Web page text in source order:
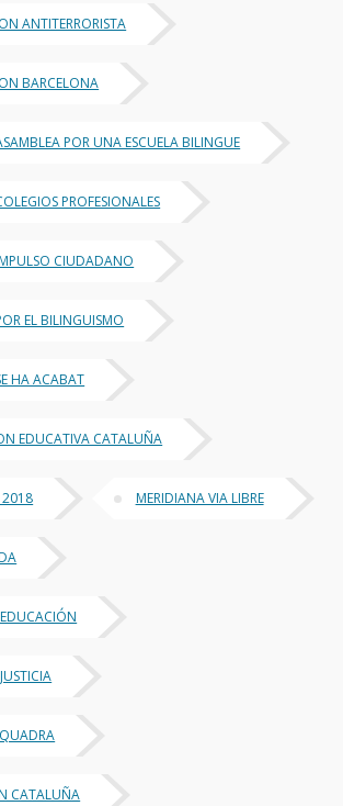
ANTITERRORISTA
BARCELONA
POR UNA ESCUELA BILINGUE
PROFESIONALES
CIUDADANO
EL BILINGUISMO
HA ACABAT
EDUCATIVA CATALUÑA
2018 MERIDIANA VIA LIBRE
CATALUÑA